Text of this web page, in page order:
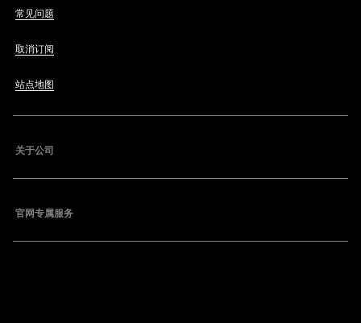
常见问题
取消订阅
站点地图
关于公司
官网专属服务